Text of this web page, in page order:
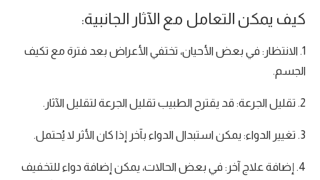
كيف يمكن التعامل مع الآثار الجانبية:
1. الانتظار: في بعض الأحيان، تختفي الأعراض بعد فترة مع تكيف
الجسم.
2. تقليل الجرعة: قد يقترح الطبيب تقليل الجرعة لتقليل الآثار.
3. تغيير الدواء: يمكن استبدال الدواء بآخر إذا كان الأثر لا يُحتمل.
4. إضافة علاج آخر: في بعض الحالات، يمكن إضافة دواء للتخفيف